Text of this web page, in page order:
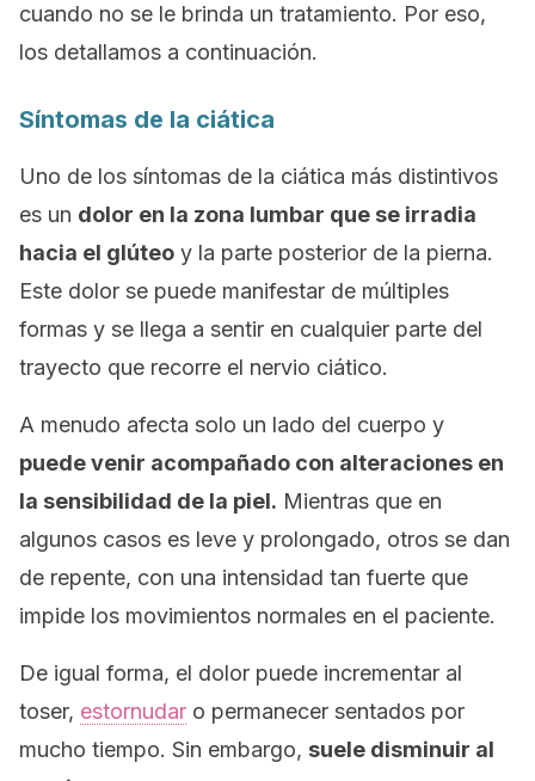
cuando no se le brinda un tratamiento. Por eso,
los detallamos a continuación.
Síntomas de la ciática
Uno de los síntomas de la ciática más distintivos
es un dolor en la zona lumbar que se irradia
hacia el glúteo y la parte posterior de la pierna.
Este dolor se puede manifestar de múltiples
formas y se llega a sentir en cualquier parte del
trayecto que recorre el nervio ciático.
A menudo afecta solo un lado del cuerpo y
puede venir acompañado con alteraciones en
la sensibilidad de la piel. Mientras que en
algunos casos es leve y prolongado, otros se dan
de repente, con una intensidad tan fuerte que
impide los movimientos normales en el paciente.
De igual forma, el dolor puede incrementar al
toser, estornudar o permanecer sentados por
mucho tiempo. Sin embargo, suele disminuir al